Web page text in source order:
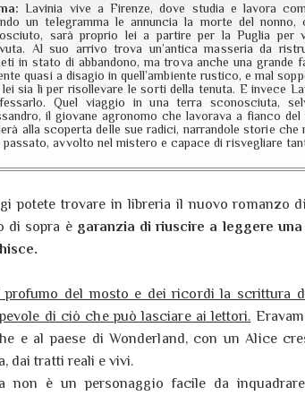
Lavinia vive a Firenze, dove studia e lavora
un telegramma le annuncia la morte del nonno,
sarà proprio lei a partire per la Puglia per
Al suo arrivo trova un’antica masseria da
in stato di abbandono, ma trova anche una
quasi a disagio in quell’ambiente rustico, e mal
sia lì per risollevare le sorti della tenuta. E invece
Quel viaggio in una terra sconosciuta,
il giovane agronomo che lavorava a fianco
alla scoperta delle sue radici, narrandole storie
passato, avvolto nel mistero e capace di risvegliare
potete trovare in libreria il nuovo romanzo
di sopra è garanzia di riuscire a leggere
profumo del mosto e dei ricordi la scrittura
di ciò che può lasciare ai lettori.
e al paese di Wonderland, con un Alice
dai tratti reali e vivi.
non è un personaggio facile da